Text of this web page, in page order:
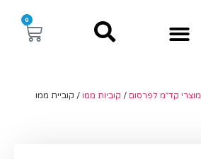
0
מוצרי קד״מ לפרסום / קוביות ממו / קוביית ממו